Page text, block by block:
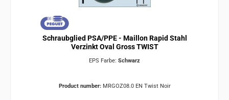
Schraubglied PSA/PPE - Maillon Rapid Stahl
Verzinkt Oval Gross TWIST
EPS Farbe: Schwarz
Product number: MRGOZ08.0 EN Twist Noir